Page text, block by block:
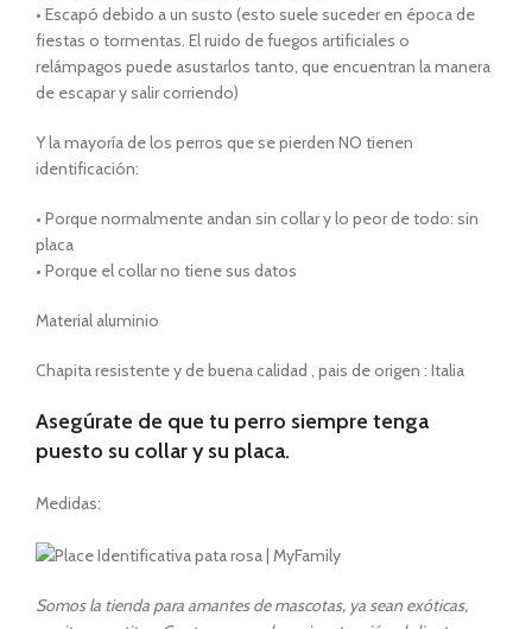
• Escapó debido a un susto (esto suele suceder en época de
fiestas o tormentas. El ruido de fuegos artificiales o
relámpagos puede asustarlos tanto, que encuentran la manera
de escapar y salir corriendo)
Y la mayoría de los perros que se pierden NO tienen
identificación:
• Porque normalmente andan sin collar y lo peor de todo: sin
placa
• Porque el collar no tiene sus datos
Material aluminio
Chapita resistente y de buena calidad , pais de origen : Italia
Asegúrate de que tu perro siempre tenga
puesto su collar y su placa.
Medidas:
Somos la tienda para amantes de mascotas, ya sean exóticas,